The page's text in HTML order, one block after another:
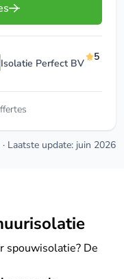
Isolatie Perfect BV
5
· Laatste update: juin 2026
spouwisolatie? De